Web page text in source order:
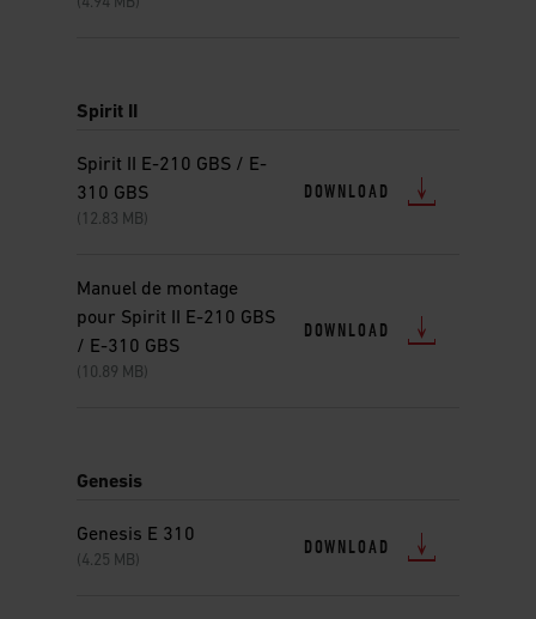
Spirit II
Spirit II E-210 GBS / E-
310 GBS
(12.83 MB)
DOWNLOAD
Manuel de montage
pour Spirit II E-210 GBS
/ E-310 GBS
(10.89 MB)
DOWNLOAD
Genesis
Genesis E 310
(4.25 MB)
DOWNLOAD